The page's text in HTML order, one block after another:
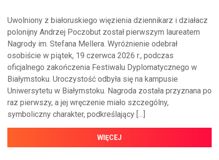
Uwolniony z białoruskiego więzienia dziennikarz i działacz
polonijny Andrzej Poczobut został pierwszym laureatem
Nagrody im. Stefana Mellera. Wyróżnienie odebrał
osobiście w piątek, 19 czerwca 2026 r., podczas
oficjalnego zakończenia Festiwalu Dyplomatycznego w
Białymstoku. Uroczystość odbyła się na kampusie
Uniwersytetu w Białymstoku. Nagroda została przyznana po
raz pierwszy, a jej wręczenie miało szczególny,
symboliczny charakter, podkreślający […]
WIĘCEJ